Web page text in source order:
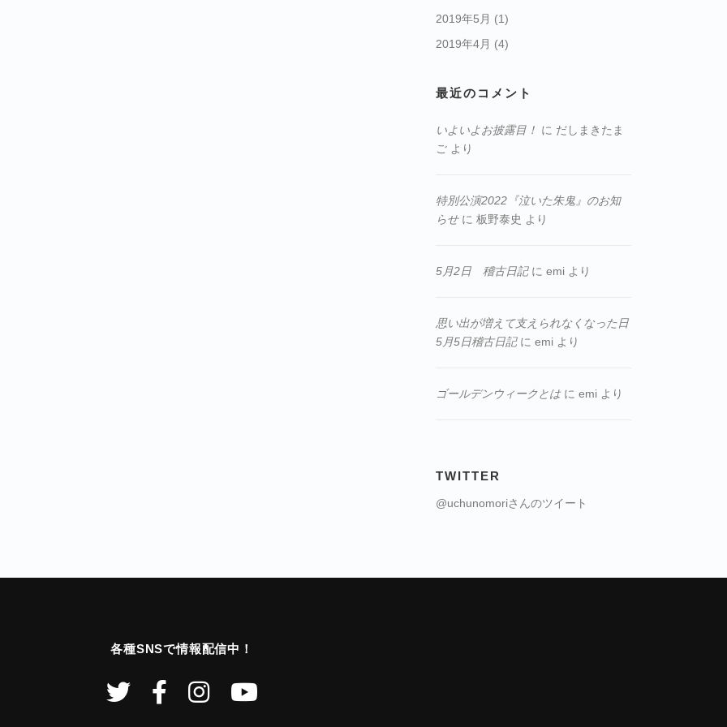
2019年5月 (1)
2019年4月 (4)
最近のコメント
いよいよお披露目！ に だしまきたま
ご より
特別公演2022『泣いた朱鬼』のお知
らせに 板野泰史 より
5月2日 稽古日記に emi より
思い出が増えて支えられなくなった日
5月5日稽古日記に emi より
ゴールデンウィークとはに emi より
TWITTER
@uchunomoriさんのツイート
各種SNSで情報配信中！